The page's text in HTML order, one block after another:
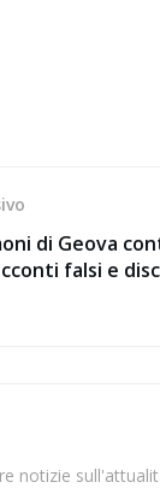
di Geova
falsi e
notizie